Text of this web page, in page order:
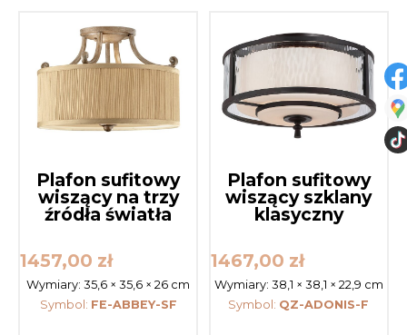
Plafon sufitowy
wiszący na trzy
źródła światła
1457,00 zł
Wymiary:35,6 × 35,6 × 26 cm
Symbol: FE-ABBEY-SF
Plafon sufitowy
wiszący szklany
klasyczny
1467,00 zł
Wymiary: 38,1 × 38,1 × 22,9 cm
Symbol: QZ-ADONIS-F